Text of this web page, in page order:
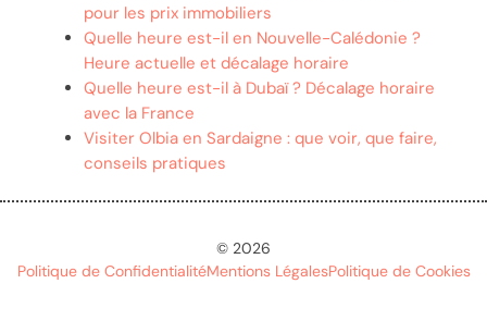
pour les prix immobiliers
Quelle heure est-il en Nouvelle-Calédonie ?
Heure actuelle et décalage horaire
Quelle heure est-il à Dubaï ? Décalage horaire
avec la France
Visiter Olbia en Sardaigne : que voir, que faire,
conseils pratiques
© 2026
Politique de ConfidentialitéMentions LégalesPolitique de Cookies